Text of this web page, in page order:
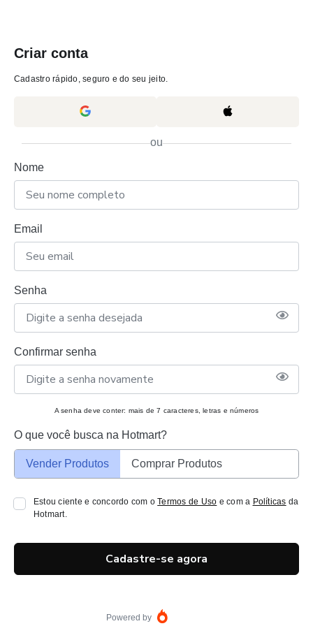
Criar conta
Cadastro rápido, seguro e do seu jeito.
ou
Nome
Email
Senha
Confirmar senha
A senha deve conter: mais de 7 caracteres, letras e números
O que você busca na Hotmart?
Vender Produtos Comprar Produtos
Estou ciente e concordo com oTermos de Uso e com a Políticas da
Hotmart.
Cadastre-se agora
Powered by